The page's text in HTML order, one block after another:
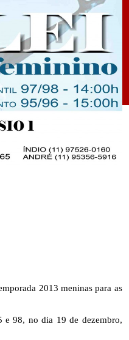
2013 meninas para as
e 98, no dia 19 de dezembro,